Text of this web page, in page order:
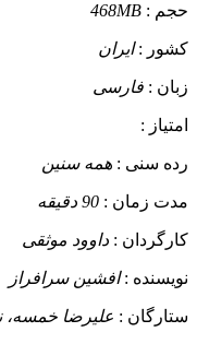
حجم : 468MB
کشور :ایران
زبان : فارسی
امتیاز :
رده سنی : همه سنین
مدت زمان : 90 دقیقه
کارگردان : داوود موثقی
نویسنده :افشین سرافراز
ستارگان : علیرضا خمسه،